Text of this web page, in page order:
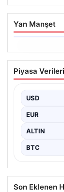
Yan Manşet
06.08.2026
Piyasa Verileri
USD
EUR
ALTIN
BTC
Son Eklenen